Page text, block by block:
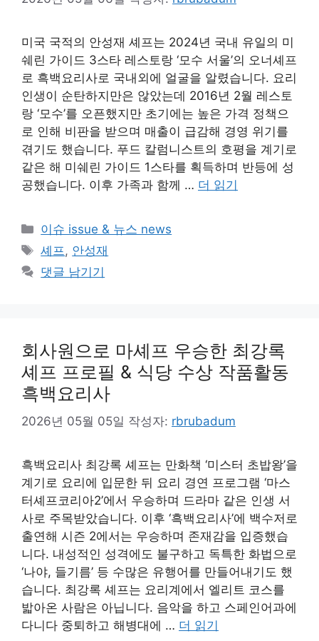
미국 국적의 안성재 셰프는 2024년 국내 유일의 미
쉐린 가이드 3스타 레스토랑 ‘모수 서울’의 오너셰프
로 흑백요리사로 국내외에 얼굴을 알렸습니다. 요리
인생이 순탄하지만은 않았는데 2016년 2월 레스토
랑 ‘모수’를 오픈했지만 초기에는 높은 가격 정책으
로 인해 비판을 받으며 매출이 급감해 경영 위기를
겪기도 했습니다. 푸드 칼럼니스트의 호평을 계기로
같은 해 미쉐린 가이드 1스타를 획득하며 반등에 성
공했습니다. 이후 가족과 함께 … 더 읽기
카
테
리
이슈 issue & 뉴스 news
태
그
셰프, 안성재
댓글 남기기
회사원으로 마셰프 우승한 최강록
셰프 프로필 & 식당 수상 작품활동
흑백요리사
2026년 05월 05일 작성자: rbrubadum
흑백요리사 최강록 셰프는 만화책 ‘미스터 초밥왕’을
계기로 요리에 입문한 뒤 요리 경연 프로그램 ‘마스
터셰프코리아2’에서 우승하며 드라마 같은 인생 서
사로 주목받았습니다. 이후 ‘흑백요리사’에 백수저로
출연해 시즌 2에서는 우승하며 존재감을 입증했습
니다. 내성적인 성격에도 불구하고 독특한 화법으로
‘나야, 들기름’ 등 수많은 유행어를 만들어내기도 했
습니다. 최강록 셰프는 요리계에서 엘리트 코스를
밟아온 사람은 아닙니다. 음악을 하고 스페인어과에
다니다 중퇴하고 해병대에 … 더 읽기